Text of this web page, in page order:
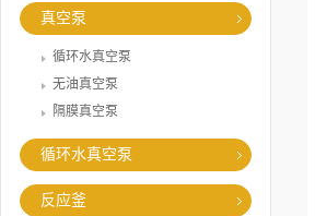
真空泵
循环水真空泵
无油真空泵
隔膜真空泵
循环水真空泵
反应釜